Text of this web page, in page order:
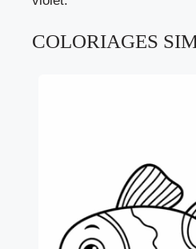
COLORIAGES